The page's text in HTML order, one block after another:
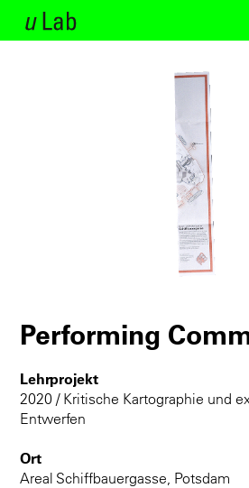
Performing
Lehrprojekt
2020 / Kritische Kartographie und
Entwerfen
Ort
Areal Schiffbauergasse, Potsdam